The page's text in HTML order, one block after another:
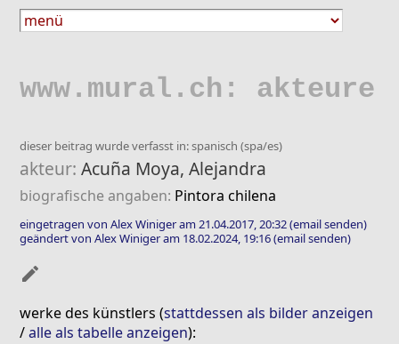
www.mural.ch: akteure
dieser beitrag wurde verfasst in: spanisch (spa/es)
akteur:Acuña Moya, Alejandra
biografische angaben: Pintora chilena
eingetragen von Alex Winiger am 21.04.2017, 20:32(email senden)
geändert von Alex Winiger am 18.02.2024, 19:16(email senden)
mode_edit
werke des künstlers (stattdessen als bilder anzeigen
/alle als tabelle anzeigen):